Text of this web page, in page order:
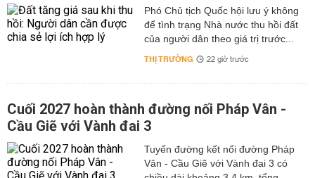
Phó Chủ tịch Quốc hội lưu ý không
để tình trạng Nhà nước thu hồi đất
của người dân theo giá trị trước...
THỊ TRƯỜNG 22 giờ trước
Cuối 2027 hoàn thành đường nối Pháp Vân -
Cầu Giẽ với Vành đai 3
Tuyến đường kết nối đường Pháp
Vân - Cầu Giẽ với Vành đai 3 có